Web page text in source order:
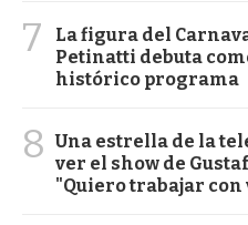
7
La figura del
Petinatti debuta
histórico programa
8 Una estrella de la
ver el show de
"Quiero trabajar con